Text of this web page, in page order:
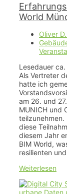
World
Oliver
Lesedauer ca.
Als Vertreter
hatte ich
am 26. und
MUNICH und
teilzunehmen.
diese
diesem Jahr
BIM World,
resilienten
Weiterlesen